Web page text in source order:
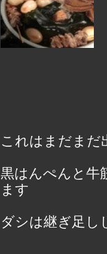
これはまだまだ
黒はんぺんと
ます
ダシは継ぎ足し